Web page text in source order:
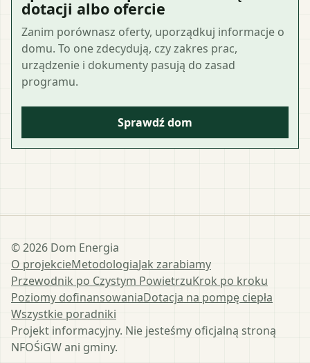
dotacji albo ofercie
Zanim porównasz oferty, uporządkuj informacje o
domu. To one zdecydują, czy zakres prac,
urządzenie i dokumenty pasują do zasad
programu.
Sprawdź dom
©2026 Dom Energia
O projekcieMetodologiaJak zarabiamy
Przewodnik po Czystym PowietrzuKrok po kroku
Poziomy dofinansowaniaDotacja na pompę ciepła
Wszystkie poradniki
Projekt informacyjny. Nie jesteśmy oficjalną stroną
NFOŚiGW ani gminy.